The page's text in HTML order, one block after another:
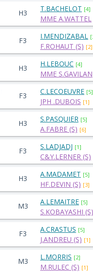
H3 T.BACHELOT [4]
MME A.WATTEL
F3 I.MENDIZABAL
F.ROHAUT (S) [2]
H3 H.LEBOUC [4]
MME S.GAVILAN
F3 C.LECOEUVRE [5]
JPH .DUBOIS [1]
H3 S.PASQUIER [5]
A.FABRE (S) [6]
F3 S.LADJADJ [1]
C&Y.LERNER (S)
H3 A.MADAMET [5]
HF.DEVIN (S) [3]
M3 A.LEMAITRE [5]
S.KOBAYASHI (S)
F3 A.CRASTUS [5]
J.ANDREU (S) [1]
M3 L.MORRIS [2]
M.RULEC (S) [1]